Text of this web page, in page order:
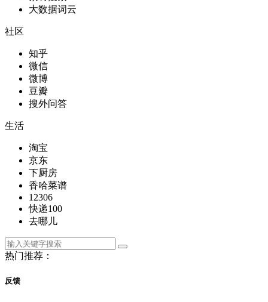
大数据词云
社区
知乎
微信
微博
豆瓣
搜外问答
生活
淘宝
京东
下厨房
香哈菜谱
12306
快递100
去哪儿
热门推荐：
反馈